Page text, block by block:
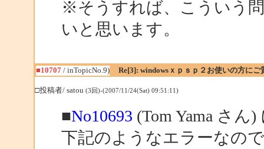
※そうすれば、こういう
いと思います。
■10707/ inTopicNo.9) Re[3]: windowsｘｐｓｐ２お使いの方にご
□投稿者/ satou (3回)-(2007/11/24(Sat) 09:51:11)
■No10693 (Tom Yama さん)
下記のようなエラーなの